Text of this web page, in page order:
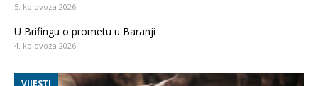
5. kolovoza 2026.
U Brifingu o prometu u Baranji
4. kolovoza 2026.
VIJESTI